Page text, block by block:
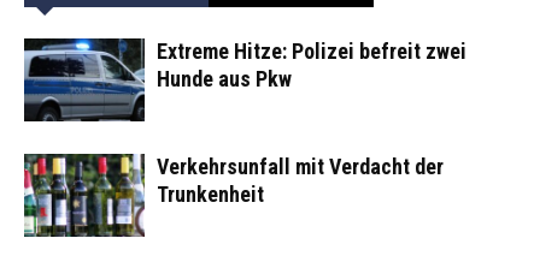
Extreme Hitze: Polizei befreit zwei
Hunde aus Pkw
Verkehrsunfall mit Verdacht der
Trunkenheit